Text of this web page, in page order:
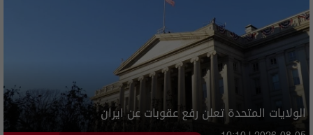
الولايات المتحدة تعلن رفع عقوبات عن ايران